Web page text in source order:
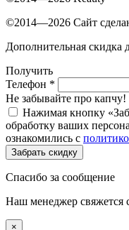
©2014—2026 Сайт
Дополнительная скидка
Получить
Телефон *
Не забывайте про капчу!
Нажимая кнопку
обработку ваших
ознакомились с
Забрать скидку
Спасибо за сообщение
Наш менеджер свяжется
×